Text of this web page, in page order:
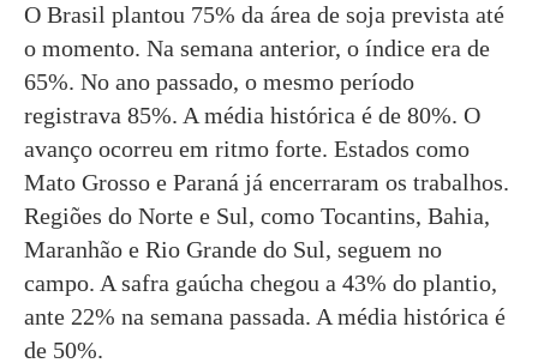
O Brasil plantou 75% da área de soja prevista até
o momento. Na semana anterior, o índice era de
65%. No ano passado, o mesmo período
registrava 85%. A média histórica é de 80%. O
avanço ocorreu em ritmo forte. Estados como
Mato Grosso e Paraná já encerraram os trabalhos.
Regiões do Norte e Sul, como Tocantins, Bahia,
Maranhão e Rio Grande do Sul, seguem no
campo. A safra gaúcha chegou a 43% do plantio,
ante 22% na semana passada. A média histórica é
de 50%.